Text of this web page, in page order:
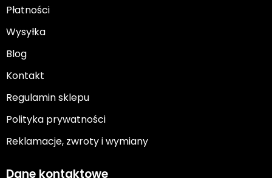
Płatności
Wysyłka
Blog
Kontakt
Regulamin sklepu
Polityka prywatności
Reklamacje, zwroty i wymiany
Dane kontaktowe